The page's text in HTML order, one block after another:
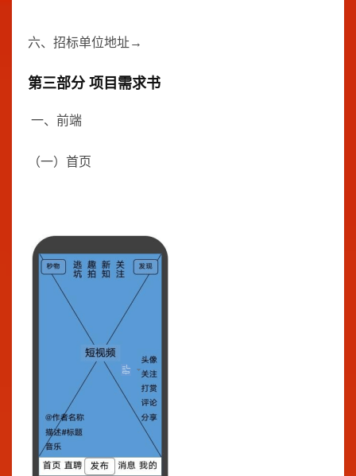
六、招标单位地址→
第三部分 项目需求书
一、前端
（一）首页